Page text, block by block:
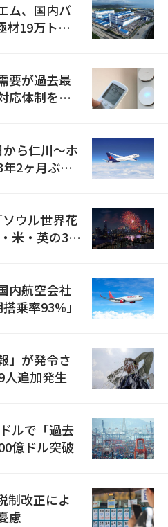
ム、国内バ
材19万トン
要が過去最
応体制を点
ら仁川〜ホ
2ヶ月ぶり
ウル世界花
米・英の3カ
内航空会社
乗率93%」
」が発令さ
人追加発生
ルで「過去
億ドル突破
制改正によ
慮